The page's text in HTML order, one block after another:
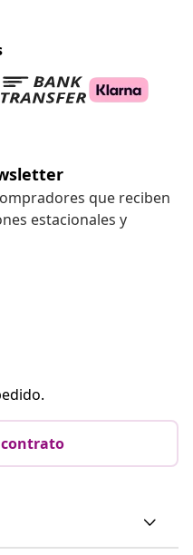
que reciben
estacionales y